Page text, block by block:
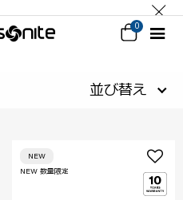
0
並び替え
NEW 数量限定
NEW